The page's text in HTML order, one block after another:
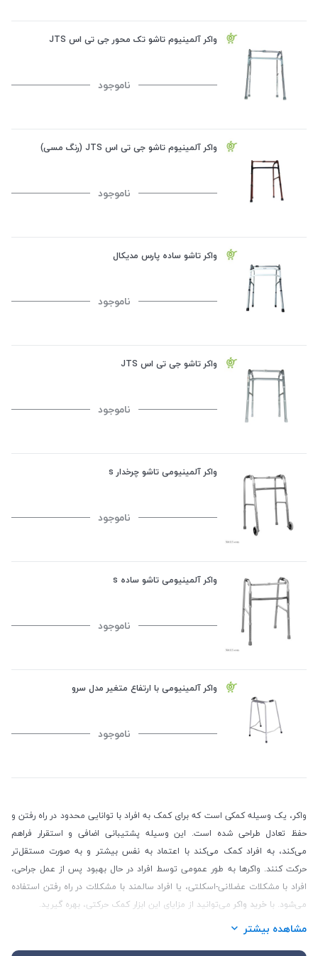
واکر آلمینیوم تاشو تک محور جی تی اس JTS
ناموجود
واکر آلمینیوم تاشو جی تی اس JTS (رنگ مسی)
ناموجود
واکر تاشو ساده پارس مدیکال
ناموجود
واکر تاشو جی تی اس JTS
ناموجود
واکر آلمینیومی تاشو چرخدار s
ناموجود
واکر آلمینیومی تاشو ساده s
ناموجود
واکر آلمینیومی با ارتفاع متغیر مدل سرو
ناموجود
واکر، یک وسیله کمکی است که برای کمک به افراد با توانایی محدود در راه رفتن و
حفظ تعادل طراحی شده است. این وسیله پشتیبانی اضافی و استقرار فراهم
می‌کند، به افراد کمک می‌کند با اعتماد به نفس بیشتر و به صورت مستقل‌تر
حرکت کنند. واکرها به طور عمومی توسط افراد در حال بهبود پس از عمل جراحی،
افراد با مشکلات عضلانی-اسکلتی، یا افراد سالمند با مشکلات در راه رفتن استفاده
می‌شود. با خرید واکر می‌توانید از مزایای این ابزار کمک حرکتی، بهره‌ گیرید.
قیمت‌های مناسب و ارزان واکرها و رولاترهای ایرانی و چینی را تهیه کنید. واکرها،
مشاهده بیشتر